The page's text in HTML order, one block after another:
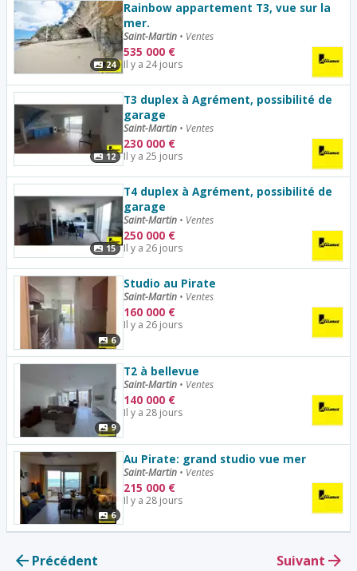
24
Rainbow appartement T3, vue sur la
mer.
Saint-Martin • Ventes
535 000 €
Il y a 24 jours
12
T3 duplex à Agrément, possibilité de
garage
Saint-Martin • Ventes
230 000 €
Il y a 25 jours
15
T4 duplex à Agrément, possibilité de
garage
Saint-Martin • Ventes
250 000 €
Il y a 26 jours
6
Studio au Pirate
Saint-Martin • Ventes
160 000 €
Il y a 26 jours
9
T2 à bellevue
Saint-Martin • Ventes
140 000 €
Il y a 28 jours
6
Au Pirate: grand studio vue mer
Saint-Martin • Ventes
215 000 €
Il y a 28 jours
Précédent Suivant